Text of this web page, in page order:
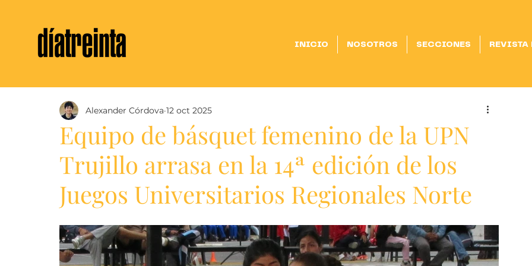
INICIO NOSOTROS SECCIONES REVISTA
Equipo de básquet femenino de la UPN
Trujillo arrasa en la 14ª edición de los
Juegos Universitarios Regionales Norte
Alexander Córdova 12 oct 2025